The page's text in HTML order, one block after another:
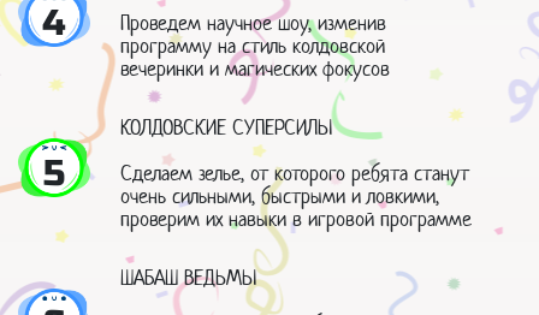
4
Проведем научное шоу, изменив
программу на стиль колдовской
вечеринки и магических фокусов
5
КОЛДОВСКИЕ СУПЕРСИЛЫ
Сделаем зелье, от которого ребята станут
очень сильными, быстрыми и ловкими,
проверим их навыки в игровой программе
ШАБАШ ВЕДЬМЫ